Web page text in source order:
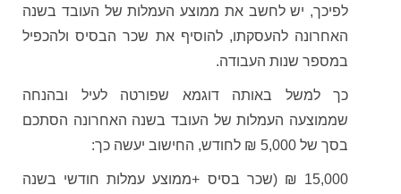
לפיכך, יש לחשב את ממוצע העמלות של העובד בשנה
האחרונה להעסקתו, להוסיף את שכר הבסיס ולהכפיל
במספר שנות העבודה.
כך למשל באותה דוגמא שפורטה לעיל ובהנחה
שממוצעה העמלות של העובד בשנה האחרונה הסתכם
בסך של 5,000 ₪ לחודש, החישוב יעשה כך:
15,000 ₪ (שכר בסיס +ממוצע עמלות חודשי בשנה